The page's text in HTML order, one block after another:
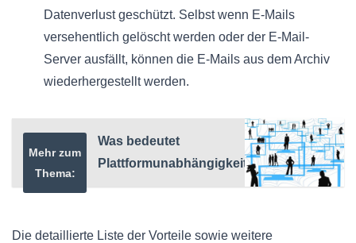
Datenverlust geschützt. Selbst wenn E-Mails
versehentlich gelöscht werden oder der E-Mail-
Server ausfällt, können die E-Mails aus dem Archiv
wiederhergestellt werden.
Mehr zum
Thema:
Was bedeutet
Plattformunabhängigkeit?
Die detaillierte Liste der Vorteile sowie weitere